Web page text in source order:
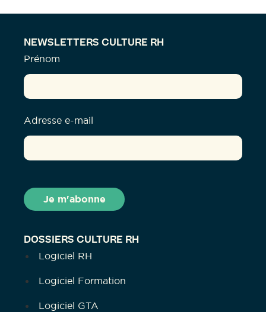
DOSSIERS CULTURE RH
Logiciel RH
Logiciel Formation
Logiciel GTA
NEWSLETTERS CULTURE RH
Prénom
Adresse e-mail